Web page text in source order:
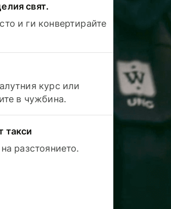
свят.
и ги конвертирайте
курс или
в чужбина.
такси
разстоянието.